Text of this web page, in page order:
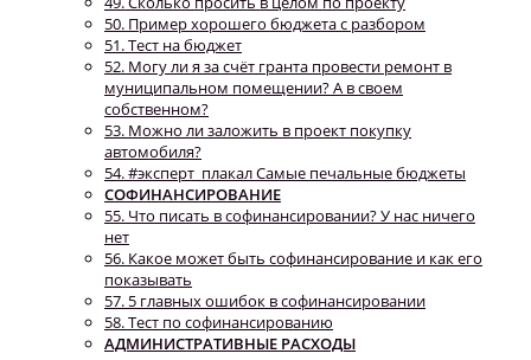
50. Пример хорошего бюджета с разбором
51. Тест на бюджет
52. Могу ли я за счёт гранта провести ремонт в
муниципальном помещении? А в своем
собственном?
53. Можно ли заложить в проект покупку
автомобиля?
54. #эксперт_плакал Самые печальные бюджеты
СОФИНАНСИРОВАНИЕ
55. Что писать в софинансировании? У нас ничего
нет
56. Какое может быть софинансирование и как его
показывать
57. 5 главных ошибок в софинансировании
58. Тест по софинансированию
АДМИНИСТРАТИВНЫЕ РАСХОДЫ